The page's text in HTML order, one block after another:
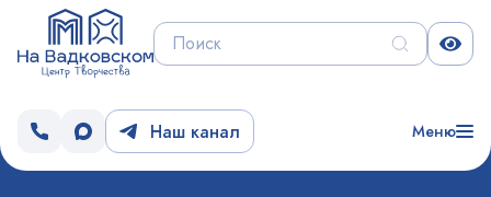
Наш канал Меню